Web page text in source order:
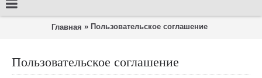
Главная » Пользовательское соглашение
Пользовательское соглашение